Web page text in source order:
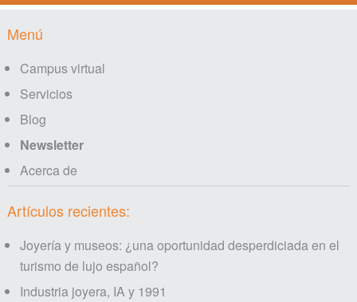
Footer
Menú
Campus virtual
Servicios
Blog
Newsletter
Acerca de
Artículos recientes:
Joyería y museos: ¿una oportunidad desperdiciada en el
turismo de lujo español?
Industria joyera, IA y 1991